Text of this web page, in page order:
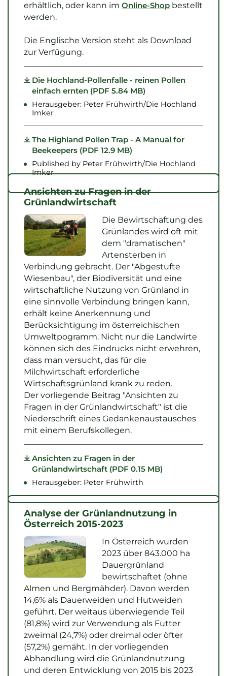
erhältlich, oder kann im Online-Shop bestellt
werden.
Die Englische Version steht als Download
zur Verfügung.
Die Hochland-Pollenfalle - reinen Pollen
einfach ernten (PDF 5.84 MB)
Herausgeber: Peter Frühwirth/Die Hochland
Imker
The Highland Pollen Trap - A Manual for
Beekeepers (PDF 12.9 MB)
Published by Peter Frühwirth/Die Hochland
Imker
Ansichten zu Fragen in der
Grünlandwirtschaft
Die Bewirtschaftung des
Grünlandes wird oft mit
dem "dramatischen"
Artensterben in
Verbindung gebracht. Der "Abgestufte
Wiesenbau", der Biodiversität und eine
wirtschaftliche Nutzung von Grünland in
eine sinnvolle Verbindung bringen kann,
erhält keine Anerkennung und
Berücksichtigung im österreichischen
Umweltpogramm. Nicht nur die Landwirte
können sich des Eindrucks nicht erwehren,
dass man versucht, das für die
Milchwirtschaft erforderliche
Wirtschaftsgrünland krank zu reden.
Der vorliegende Beitrag "Ansichten zu
Fragen in der Grünlandwirtschaft" ist die
Niederschrift eines Gedankenaustausches
mit einem Berufskollegen.
Ansichten zu Fragen in der
Grünlandwirtschaft (PDF 0.15 MB)
Herausgeber: Peter Frühwirth
Analyse der Grünlandnutzung in
Österreich 2015-2023
In Österreich wurden
2023 über 843.000 ha
Dauergrünland
bewirtschaftet (ohne
Almen und Bergmähder). Davon werden
14,6% als Dauerweiden und Hutweiden
geführt. Der weitaus überwiegende Teil
(81,8%) wird zur Verwendung als Futter
zweimal (24,7%) oder dreimal oder öfter
(57,2%) gemäht. In der vorliegenden
Abhandlung wird die Grünlandnutzung
und deren Entwicklung von 2015 bis 2023